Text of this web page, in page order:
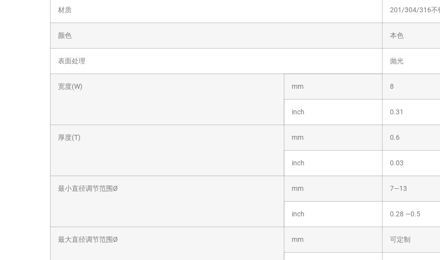
材质 201/304/316不
颜色 本色
表面处理 抛光
宽度(W) mm 8
inch 0.31
厚度(T) mm 0.6
inch 0.03
最小直径调节范围Ø mm 7—13
inch 0.28 —0.5
最大直径调节范围Ø mm 可定制